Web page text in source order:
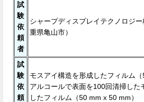
試
験
依
頼
者
シャープディスプレイテクノロ
重県亀山市）
試
験
依
頼
モスアイ構造を形成したフィルム（
アルコールで表⾯を100回清掃した
したフィルム（50 mm x 50 mm）